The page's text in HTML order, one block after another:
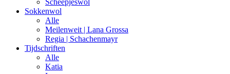
Sokkenwol
Alle
Meilenweit | Lana Grossa
Regia | Schachenmayr
Tijdschriften
Alle
Katia